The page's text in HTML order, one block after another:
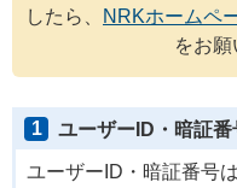
したら、
NRKホームペ
をお願
1 ユーザーID・暗証番
ユーザーID・暗証番号